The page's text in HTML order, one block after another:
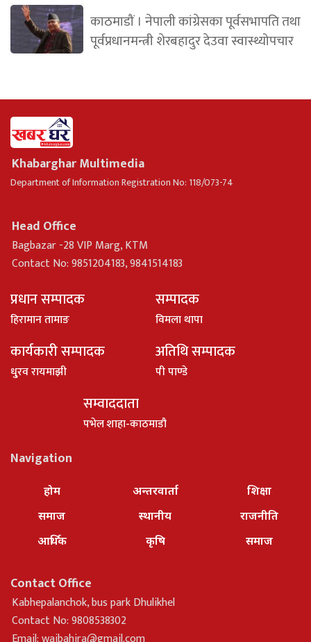
काठमाडौं । नेपाली कांग्रेसका पूर्वसभापति तथा
पूर्वप्रधानमन्त्री शेरबहादुर देउवा स्वास्थ्योपचार
Khabarghar Multimedia
Department of Information Registration No: 118/073-74
Head Office
Bagbazar -28 VIP Marg, KTM
Contact No: 9851204183, 9841514183
प्रधान सम्पादक
हिरामान तामाङ
सम्पादक
विमला थापा
कार्यकारी सम्पादक
धु्रव रायमाझी
अतिथि सम्पादक
पी पाण्डे
सम्वाददाता
पभेल शाहा-काठमाडौ
Navigation
होम
समाज
आर्थिक
अन्तरवार्ता
स्थानीय
कृषि
शिक्षा
राजनीति
समाज
Contact Office
Kabhepalanchok, bus park Dhulikhel
Contact No: 9808538302